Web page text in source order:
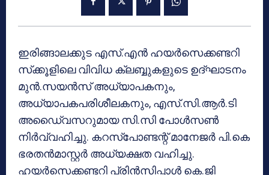
ഇരിങ്ങാലക്കുട എസ്.എന്‍ ഹയര്‍സെക്കണ്ടറി
സ്‌ക്കൂളിലെ വിവിധ ക്ലബ്ബുകളുടെ ഉദ്ഘാടനം
മുന്‍.സയന്‍സ് അധ്യാപകനും,
അധ്യാപകപരിശീലകനും, എസ്.സി.ആര്‍.ടി
അഡൈ്വസറുമായ സി.സി പോള്‍സണ്‍
നിര്‍വ്വഹിച്ചു. കറസ്‌പോണ്ടന്റ് മാനേജര്‍ പി.കെ
ഭരതന്‍മാസ്റ്റര്‍ അധ്യക്ഷത വഹിച്ചു.
ഹയര്‍സെക്കണ്ടറി പ്രിന്‍സിപ്പാള്‍ കെ.ജി